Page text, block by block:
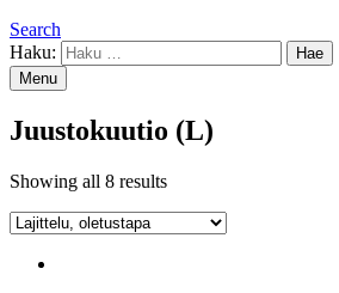
Search
Haku:
Menu
Juustokuutio (L)
Showing all 8 results